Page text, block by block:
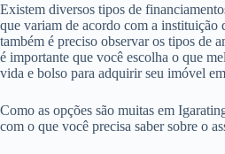
Existem diversos tipos de
que variam de acordo com a instituição
também é preciso observar os tipos de
é importante que você escolha o que
vida e bolso para adquirir seu imóvel
Como as opções são muitas em
com o que você precisa saber sobre o